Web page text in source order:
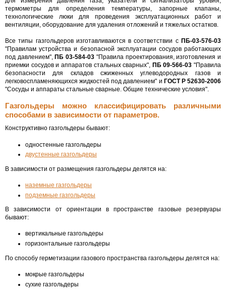
термометры для определения температуры, запорные клапаны,
технологические люки для проведения эксплуатационных работ и
вентиляции, оборудование для удаления отложений и тяжелых остатков.
Все типы газгольдеров изготавливаются в соответствии с ПБ-03-576-03
"Правилам устройства и безопасной эксплуатации сосудов работающих
под давлением",ПБ 03-584-03 "Правила проектирования, изготовления и
приемки сосудов и аппаратов стальных сварных", ПБ 09-566-03 "Правила
безопасности для складов сжиженных углеводородных газов и
легковоспламеняющихся жидкостей под давлением" и ГОСТ Р 52630-2006
"Сосуды и аппараты стальные сварные. Общие технические условия".
Газгольдеры можно классифицировать различными
способами в зависимости от параметров.
Конструктивно газгольдеры бывают:
одностенные газгольдеры
двустенные газгольдеры
В зависимости от размещения газгольдеры делятся на:
наземные газгольдеры
подземные газгольдеры
В зависимости от ориентации в пространстве газовые резервуары
бывают:
вертикальные газгольдеры
горизонтальные газгольдеры
По способу герметизации газового пространства газгольдеры делятся на:
мокрые газгольдеры
сухие газгольдеры